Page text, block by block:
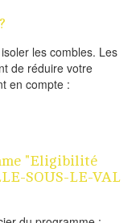
les combles. Les
de réduire votre
en compte :
"Eligibilité
SOUS-LE-VAL